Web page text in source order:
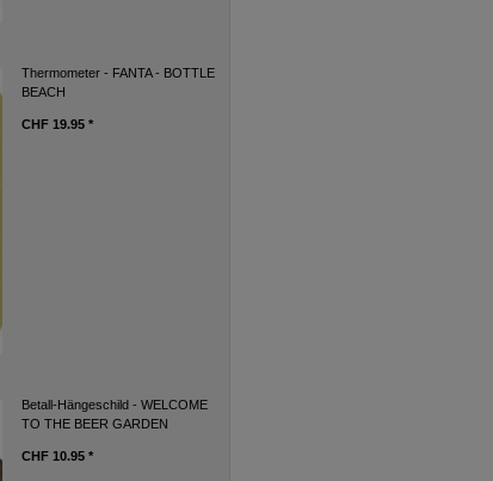
Thermometer - FANTA - BOTTLE
BEACH
CHF 19.95 *
Betall-Hängeschild - WELCOME
TO THE BEER GARDEN
CHF 10.95 *